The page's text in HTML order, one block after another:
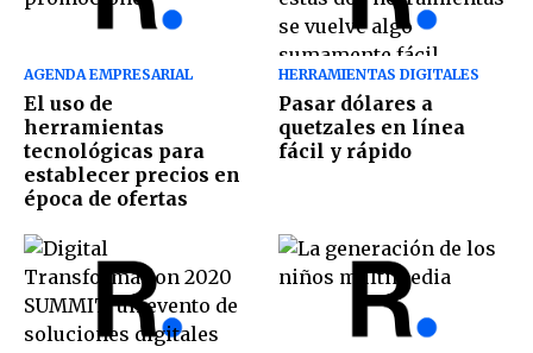
AGENDA EMPRESARIAL
El uso de
herramientas
tecnológicas para
establecer precios en
época de ofertas
HERRAMIENTAS DIGITALES
Pasar dólares a
quetzales en línea
fácil y rápido